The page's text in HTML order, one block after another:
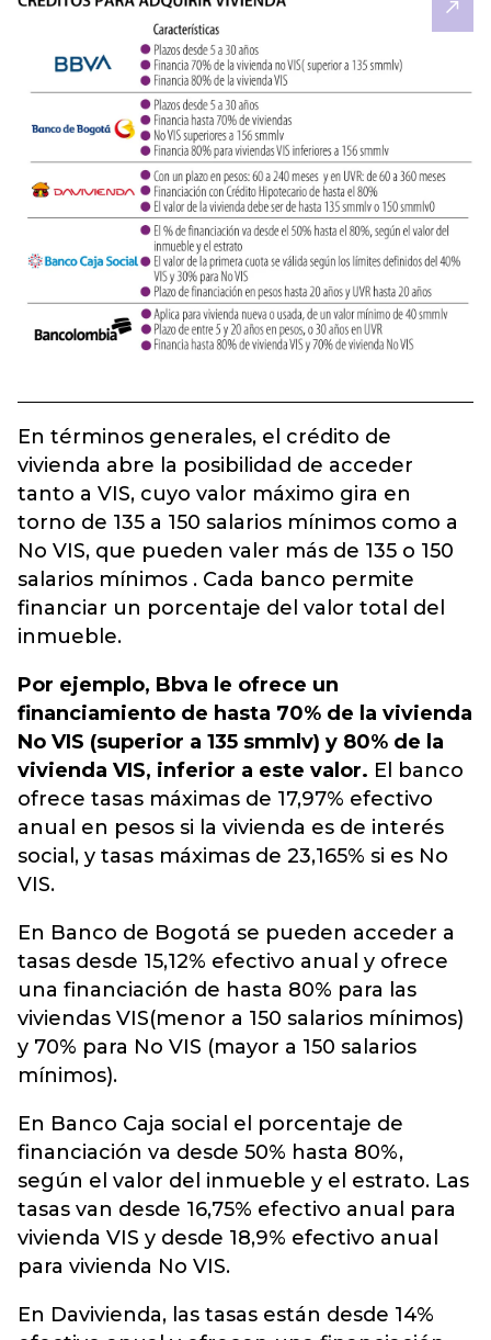
En términos generales, el crédito de
vivienda abre la posibilidad de acceder
tanto a VIS, cuyo valor máximo gira en
torno de 135 a 150 salarios mínimos como a
No VIS, que pueden valer más de 135 o 150
salarios mínimos . Cada banco permite
financiar un porcentaje del valor total del
inmueble.
Por ejemplo, Bbva le ofrece un
financiamiento de hasta 70% de la vivienda
No VIS (superior a 135 smmlv) y 80% de la
vivienda VIS, inferior a este valor. El banco
ofrece tasas máximas de 17,97% efectivo
anual en pesos si la vivienda es de interés
social, y tasas máximas de 23,165% si es No
VIS.
En Banco de Bogotá se pueden acceder a
tasas desde 15,12% efectivo anual y ofrece
una financiación de hasta 80% para las
viviendas VIS(menor a 150 salarios mínimos)
y 70% para No VIS (mayor a 150 salarios
mínimos).
En Banco Caja social el porcentaje de
financiación va desde 50% hasta 80%,
según el valor del inmueble y el estrato. Las
tasas van desde 16,75% efectivo anual para
vivienda VIS y desde 18,9% efectivo anual
para vivienda No VIS.
En Davivienda, las tasas están desde 14%